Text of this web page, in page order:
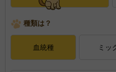
種類は？
血統種 ミッ